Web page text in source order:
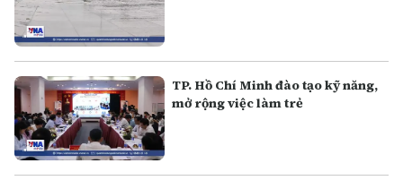
TP. Hồ Chí Minh đào tạo kỹ năng,
mở rộng việc làm trẻ